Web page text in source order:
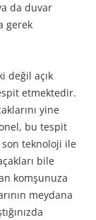
da duvar
gerek
değil açık
etmektedir.
yine
bu tespit
son teknoloji ile
bile
komşunuza
meydana